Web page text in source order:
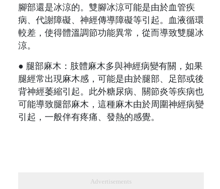
腳部還是冰涼的。雙腳冰涼可能是由於血管疾
病、代謝障礙、神經傳導障礙等引起。血液循環
較差，使得體溫調節功能異常，從而導致雙腿冰
涼。
● 腿部麻木：肢體麻木多與神經病變有關，如果
腿經常出現麻木感，可能是由於腿部、足部或後
背神經萎縮引起。此外糖尿病、關節炎等疾病也
可能導致腿部麻木，這種麻木由於周圍神經病變
引起，一般伴有疼痛、發熱的感覺。
Advertisements